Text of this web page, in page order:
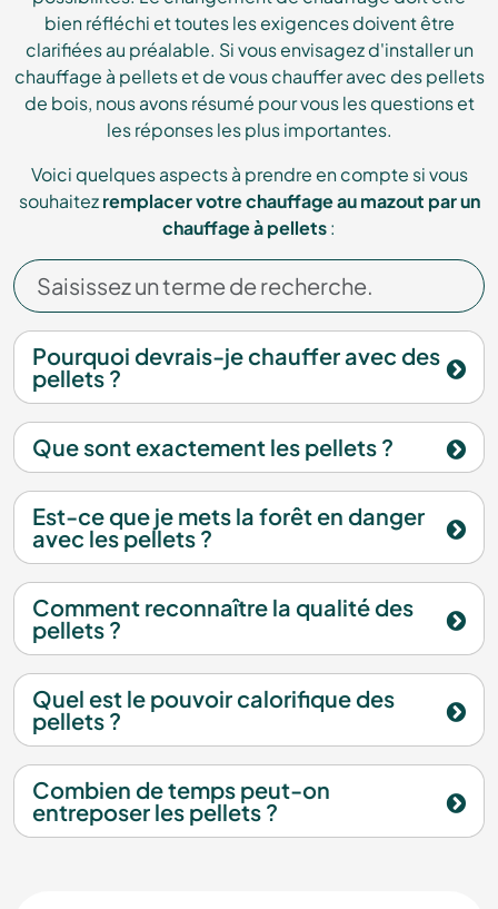
bien réfléchi et toutes les exigences doivent être
clarifiées au préalable. Si vous envisagez d'installer un
chauffage à pellets et de vous chauffer avec des pellets
de bois, nous avons résumé pour vous les questions et
les réponses les plus importantes.
Voici quelques aspects à prendre en compte si vous
souhaitezremplacer votre chauffage au mazout par un
chauffage à pellets:
Pourquoi devrais-je chauffer avec des
pellets ?
Que sont exactement les pellets ?
Est-ce que je mets la forêt en danger
avec les pellets ?
Comment reconnaître la qualité des
pellets ?
Quel est le pouvoir calorifique des
pellets ?
Combien de temps peut-on
entreposer les pellets ?